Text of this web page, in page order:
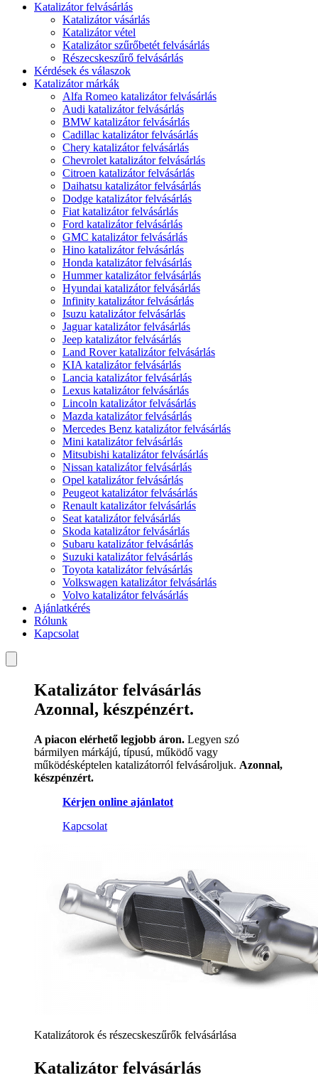
Katalizátor felvásárlás
Katalizátor vásárlás
Katalizátor vétel
Katalizátor szűrőbetét felvásárlás
Részecskeszűrő felvásárlás
Kérdések és válaszok
Katalizátor márkák
Alfa Romeo katalizátor felvásárlás
Audi katalizátor felvásárlás
BMW katalizátor felvásárlás
Cadillac katalizátor felvásárlás
Chery katalizátor felvásárlás
Chevrolet katalizátor felvásárlás
Citroen katalizátor felvásárlás
Daihatsu katalizátor felvásárlás
Dodge katalizátor felvásárlás
Fiat katalizátor felvásárlás
Ford katalizátor felvásárlás
GMC katalizátor felvásárlás
Hino katalizátor felvásárlás
Honda katalizátor felvásárlás
Hummer katalizátor felvásárlás
Hyundai katalizátor felvásárlás
Infinity katalizátor felvásárlás
Isuzu katalizátor felvásárlás
Jaguar katalizátor felvásárlás
Jeep katalizátor felvásárlás
Land Rover katalizátor felvásárlás
KIA katalizátor felvásárlás
Lancia katalizátor felvásárlás
Lexus katalizátor felvásárlás
Lincoln katalizátor felvásárlás
Mazda katalizátor felvásárlás
Mercedes Benz katalizátor felvásárlás
Mini katalizátor felvásárlás
Mitsubishi katalizátor felvásárlás
Nissan katalizátor felvásárlás
Opel katalizátor felvásárlás
Peugeot katalizátor felvásárlás
Renault katalizátor felvásárlás
Seat katalizátor felvásárlás
Skoda katalizátor felvásárlás
Subaru katalizátor felvásárlás
Suzuki katalizátor felvásárlás
Toyota katalizátor felvásárlás
Volkswagen katalizátor felvásárlás
Volvo katalizátor felvásárlás
Ajánlatkérés
Rólunk
Kapcsolat
Katalizátor felvásárlás
Azonnal, készpénzért.
A piacon elérhető legjobb áron. Legyen szó
bármilyen márkájú, típusú, működő vagy
működésképtelen katalizátorról felvásároljuk. Azonnal,
készpénzért.
Kérjen online ajánlatot
Kapcsolat
Katalizátorok és részecskeszűrők felvásárlása
Katalizátor felvásárlás